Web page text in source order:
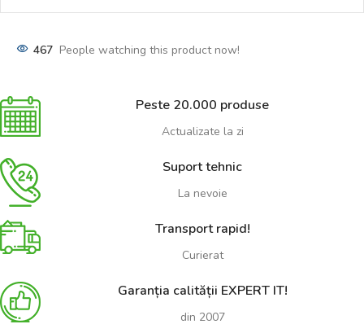
467 People watching this product now!
Peste 20.000 produse
Actualizate la zi
Suport tehnic
La nevoie
Transport rapid!
Curierat
Garanția calității EXPERT IT!
din 2007